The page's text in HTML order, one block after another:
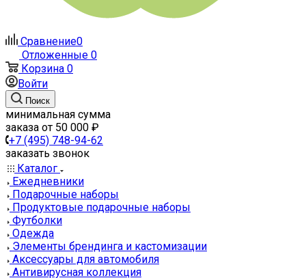
Сравнение0
Отложенные 0
Корзина 0
Войти
Поиск
минимальная сумма
заказа от 50 000 ₽
+7 (495) 748-94-62
заказать звонок
Каталог
Ежедневники
Подарочные наборы
Продуктовые подарочные наборы
Футболки
Одежда
Элементы брендинга и кастомизации
Аксессуары для автомобиля
Антивирусная коллекция